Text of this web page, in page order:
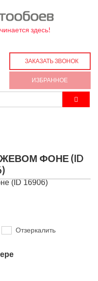
здесь!
ЗАКАЗАТЬ ЗВОНОК
ИЗБРАННОЕ
ФОНЕ (ID
Отзеркалить